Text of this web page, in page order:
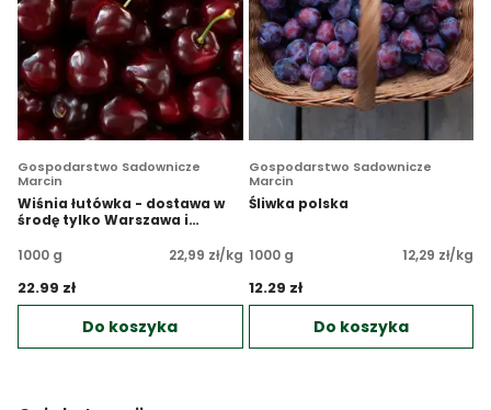
Gospodarstwo Sadownicze
Marcin
Wiśnia łutówka - dostawa w
środę tylko Warszawa i
1000 g
22,99 zł/kg
22.99 zł
Do koszyka
Gospodarstwo Sadownicze
Marcin
Śliwka polska
1000 g 12,29 zł/kg
12.29 zł
Do koszyka